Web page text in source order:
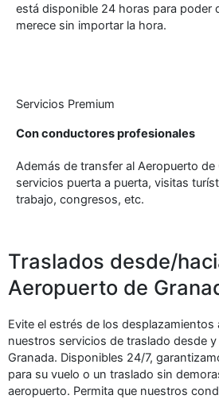
está disponible 24 horas para poder
merece sin importar la hora.
Servicios Premium
Con conductores profesionales
Además de transfer al Aeropuerto de
servicios puerta a puerta, visitas
trabajo, congresos, etc.
Traslados desde/
Aeropuerto de
Evite el estrés de los desplazamientos
nuestros servicios de traslado desde
Granada. Disponibles 24/7,
para su vuelo o un traslado sin
aeropuerto. Permita que nuestros